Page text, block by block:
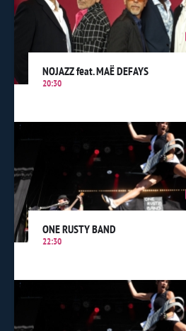
NOJAZZ feat. MAË DEFAYS
20:30
ONE RUSTY BAND
22:30